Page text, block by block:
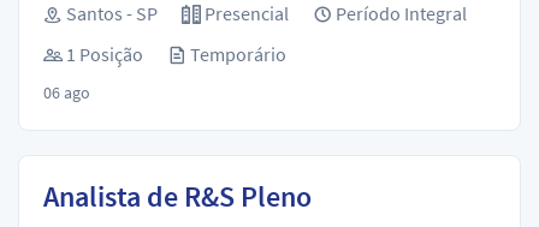
Santos - SP Presencial
Período Integral
1 Posição
Temporário
06 ago
Analista de R&S Pleno